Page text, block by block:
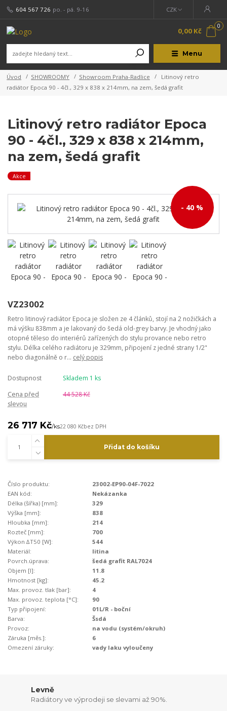
Menu
CZK
604 567 726 po. - pá. 9-16
0
0,00 Kč
Úvod SHOWROOMY Showroom Praha-Radlice
Litinový retro
radiátor Epoca 90 - 4čl., 329 x 838 x 214mm, na zem, šedá grafit
Litinový retro radiátor Epoca
90 - 4čl., 329 x 838 x 214mm,
na zem, šedá grafit
Akce
- 40 %
VZ23002
Retro litinový radiátor Epoca je složen ze 4 článků, stojí na 2 nožičkách a
má výšku 838mm a je lakovaný do šedá old-grey barvy. Je vhodný jako
otopné těleso do interiérů zařízených do stylu provance nebo retro
stylu. Délka celého radiátoru je 329mm, připojení z jedné strany 1/2"
nebo diagonálně o r... celý popis
Dostupnost
Skladem 1 ks
Cena před
slevou
44 528 Kč
26 717 Kč/ks22 080 Kčbez DPH
Přidat do košíku
Číslo produktu:
23002-EP90-04F-7022
EAN kód:
Nekázanka
Délka (šířka) [mm]:
329
Výška [mm]:
838
Hloubka [mm]:
214
Rozteč [mm]:
700
Výkon ∆T50 [W]:
544
Materiál:
litina
Povrch.úprava:
šedá grafit RAL7024
Objem [l]:
11.8
Hmotnost [kg]:
45.2
Max. provoz. tlak [bar]:
4
Max. provoz. teplota [°C]:
90
Typ připojení:
01L/R - boční
Barva:
Šsdá
Provoz:
na vodu (systém/okruh)
Záruka [měs.]:
6
Omezení záruky:
vady laku vyloučeny
Levně
Radiátory ve výprodeji se slevami až 90%.